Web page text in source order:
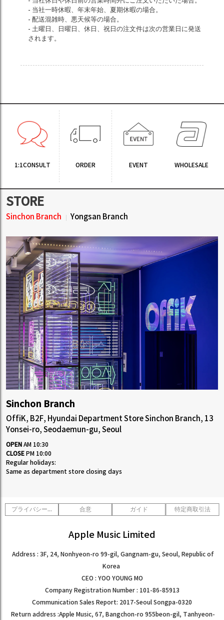
- 当社一時休暇、年末年始、夏期休暇の場合。
- 配送混雑時、悪天候等の場合。
- 土曜日、日曜日、休日、祝日の注文件は次の営業日に発送
されます。
1:1CONSULT ORDER EVENT WHOLESALE
STORE
Sinchon Branch Yongsan Branch
Sinchon Branch
OffiK, B2F, Hyundai Department Store Sinchon Branch, 13
Yonsei-ro, Seodaemun-gu, Seoul
OPEN AM 10:30
CLOSE PM 10:00
Regular holidays:
Same as department store closing days
プライバシーポリシー 合意 ガイド 特定商取引法
Apple Music Limited
Address : 3F, 24, Nonhyeon-ro 99-gil, Gangnam-gu, Seoul, Republic of
Korea
CEO : YOO YOUNG MO
Company Registration Number : 101-86-85913
Communication Sales Report: 2017-Seoul Songpa-0320
Return address :Apple Music, 67, Bangchon-ro 955beon-gil, Tanhyeon-